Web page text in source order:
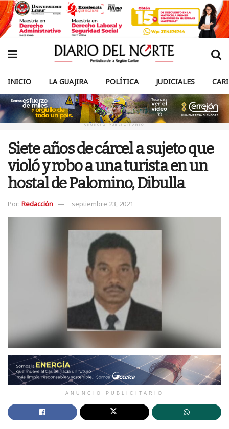
INICIO LA GUAJIRA POLÍTICA JUDICIALES
ANUNCIO PUBLICITARIO
Siete años de cárcel a sujeto que
violó y robo a una turista en un
hostal de Palomino, Dibulla
Por: Redacción septiembre 23, 2021
ANUNCIO PUBLICITARIO